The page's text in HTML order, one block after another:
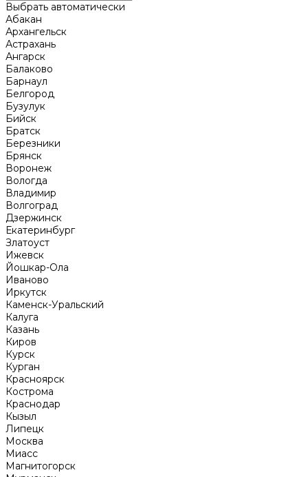
Выбрать автоматически
Абакан
Архангельск
Астрахань
Ангарск
Балаково
Барнаул
Белгород
Бузулук
Бийск
Братск
Березники
Брянск
Воронеж
Вологда
Владимир
Волгоград
Дзержинск
Екатеринбург
Златоуст
Ижевск
Йошкар-Ола
Иваново
Иркутск
Каменск-Уральский
Калуга
Казань
Киров
Курск
Курган
Красноярск
Кострома
Краснодар
Кызыл
Липецк
Москва
Миасс
Магнитогорск